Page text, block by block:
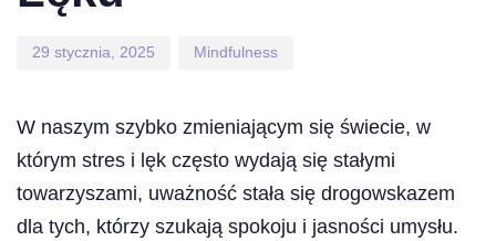
29 stycznia, 2025 Mindfulness
W naszym szybko zmieniającym się świecie, w
którym stres i lęk często wydają się stałymi
towarzyszami, uważność stała się drogowskazem
dla tych, którzy szukają spokoju i jasności umysłu.